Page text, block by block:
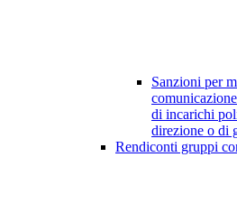
Sanzioni per
di incarichi
direzione o di
Rendiconti gruppi